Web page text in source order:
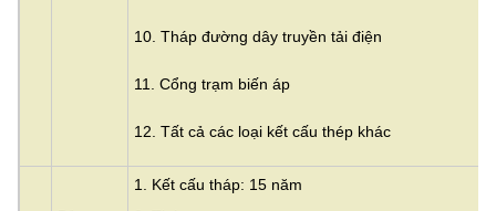
10. Tháp đường dây truyền tải điện
11. Cổng trạm biến áp
12. Tất cả các loại kết cấu thép khác
1. Kết cấu tháp: 15 năm